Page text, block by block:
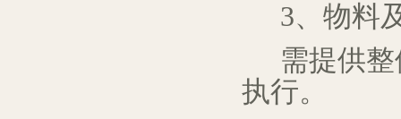
3、物料
需提供
执行。